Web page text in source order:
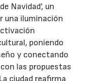
Navidad', un
una iluminación
poniendo
y conectando
las propuestas
ciudad reafirma